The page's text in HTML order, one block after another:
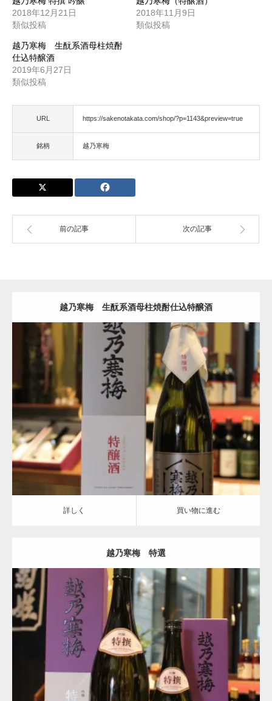
2018年12月21日
類似投稿
2018年11月9日
類似投稿
越乃寒梅 生酛系酒母柱焼酎
仕込特醸酒
2019年6月27日
類似投稿
URL https://sakenotakata.com/shop/?p=1143&preview=true
銘柄 越乃寒梅
前の記事 次の記事
越乃寒梅 生酛系酒母柱焼酎仕込特醸酒
特醸種 越乃寒梅
詳しく 買い物に進む
詳しく 買い物に進む
越乃寒梅 特選
越乃寒梅
買い物に進む